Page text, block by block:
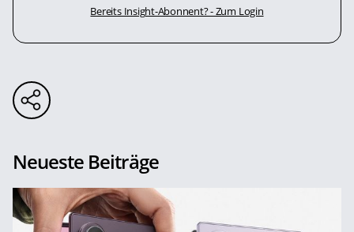
Bereits Insight-Abonnent? - Zum Login
Neueste Beiträge